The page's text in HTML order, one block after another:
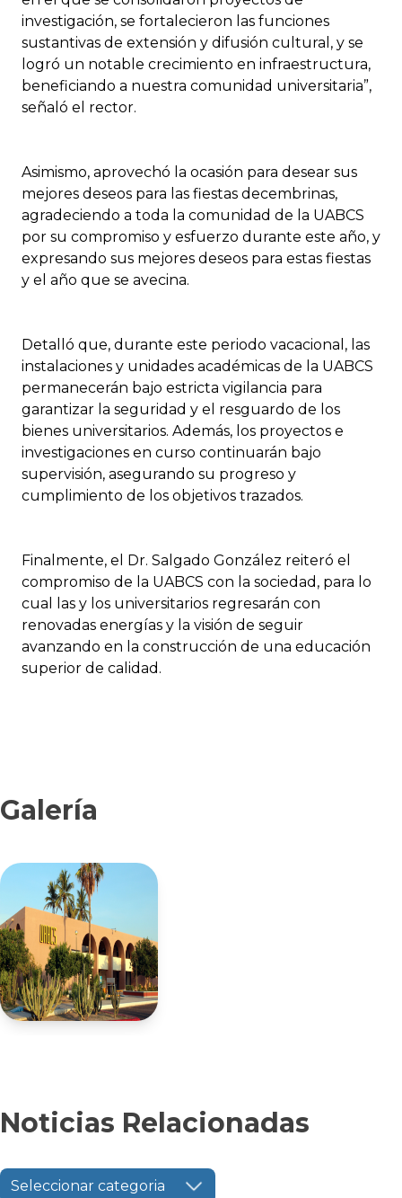
investigación, se fortalecieron las funciones
sustantivas de extensión y difusión cultural, y se
logró un notable crecimiento en infraestructura,
beneficiando a nuestra comunidad universitaria”,
señaló el rector.
Asimismo, aprovechó la ocasión para desear sus
mejores deseos para las fiestas decembrinas,
agradeciendo a toda la comunidad de la UABCS
por su compromiso y esfuerzo durante este año, y
expresando sus mejores deseos para estas fiestas
y el año que se avecina.
Detalló que, durante este periodo vacacional, las
instalaciones y unidades académicas de la UABCS
permanecerán bajo estricta vigilancia para
garantizar la seguridad y el resguardo de los
bienes universitarios. Además, los proyectos e
investigaciones en curso continuarán bajo
supervisión, asegurando su progreso y
cumplimiento de los objetivos trazados.
Finalmente, el Dr. Salgado González reiteró el
compromiso de la UABCS con la sociedad, para lo
cual las y los universitarios regresarán con
renovadas energías y la visión de seguir
avanzando en la construcción de una educación
superior de calidad.
Galería
Noticias Relacionadas
Seleccionar categoria